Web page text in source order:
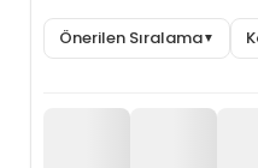
Önerilen Sıralama▼